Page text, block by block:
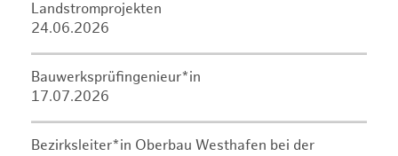
Landstromprojekten
24.06.2026
Bauwerksprüfingenieur*in
17.07.2026
Bezirksleiter*in Oberbau Westhafen bei der